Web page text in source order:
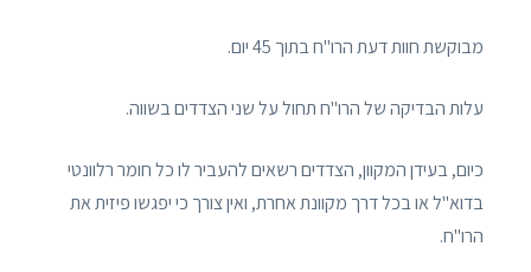
מבוקשת חוות דעת הרו"ח בתוך 45 יום.
עלות הבדיקה של הרו"ח תחול על שני הצדדים בשווה.
כיום, בעידן המקוון, הצדדים רשאים להעביר לו כל חומר רלוונטי
בדוא"ל או בכל דרך מקוונת אחרת, ואין צורך כי יפגשו פיזית את
הרו"ח.